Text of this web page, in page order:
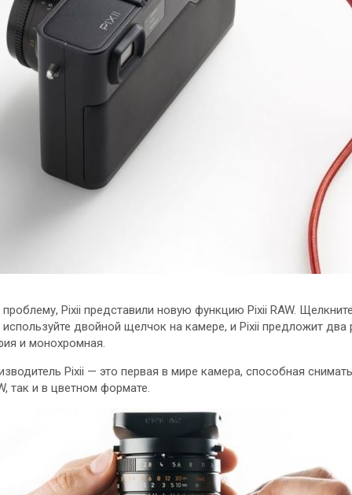
Pixii представили новую функцию Pixii RAW.
двойной щелчок на камере, и Pixii предложит
и монохромная.
Pixii — это первая в мире камера, способная
так и в цветном формате.